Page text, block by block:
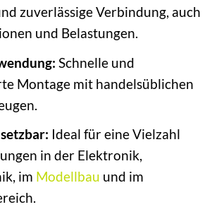
zuverlässige Verbindung, auch
und Belastungen.
Schnelle und
Montage mit handelsüblichen
Ideal für eine Vielzahl
in der Elektronik,
im Modellbau und im